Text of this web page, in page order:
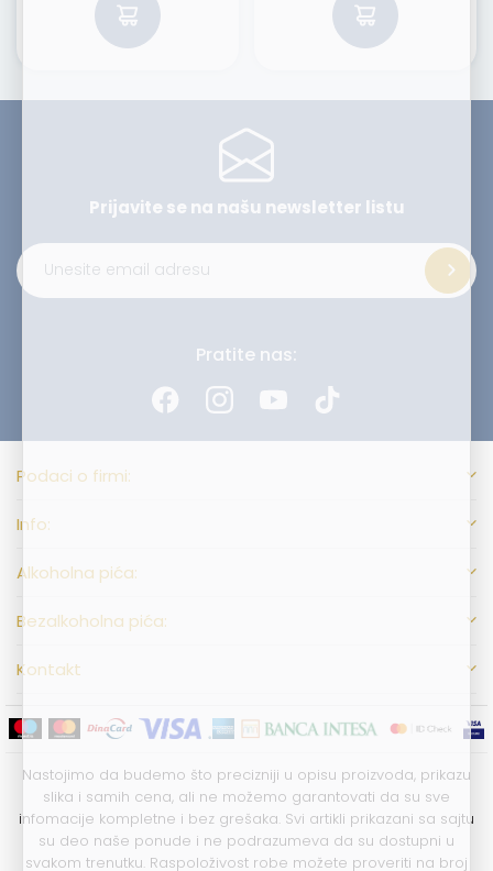
Prijavite se na našu newsletter listu
Pratite nas:
Podaci o firmi:
Info:
Alkoholna pića:
Bezalkoholna pića:
Kontakt
Nastojimo da budemo što precizniji u opisu proizvoda, prikazu
slika i samih cena, ali ne možemo garantovati da su sve
infomacije kompletne i bez grešaka. Svi artikli prikazani sa sajtu
su deo naše ponude i ne podrazumeva da su dostupni u
svakom trenutku. Raspoloživost robe možete proveriti na broj